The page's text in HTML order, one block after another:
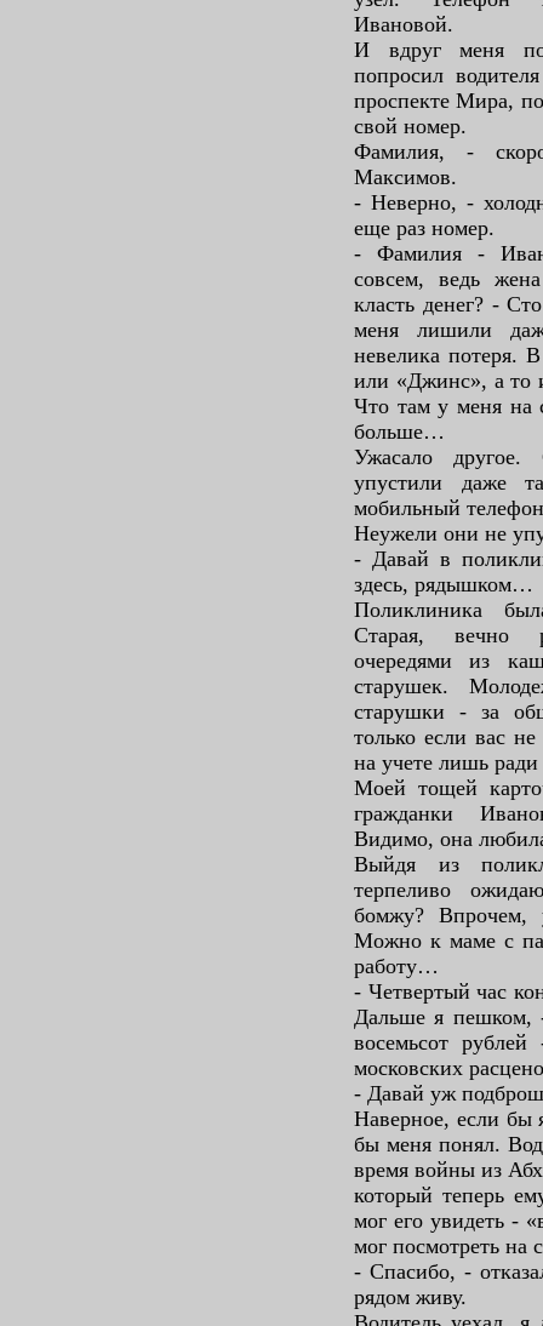
Ивановой.
И вдруг меня
попросил
проспекте Мира,
свой номер.
Фамилия, -
Максимов.
- Неверно, -
еще раз номер.
- Фамилия -
совсем, ведь
класть денег? -
меня лишили
невелика потеря.
или «Джинc», а то
Что там у меня на
больше…
Ужасало
упустили даже
мобильный
Неужели они не
- Давай в
здесь, рядышком…
Поликлиника
Старая, вечно
очередями из
старушек.
старушки - за
только если вас
на учете лишь
Моей тощей
гражданки
Видимо, она
Выйдя из
терпеливо
бомжу?
Можно к маме с
работу…
- Четвертый час
Дальше я пешком,
восемьсот
московских
- Давай уж
Наверное, если бы
бы меня понял.
время войны из
который теперь
мог его увидеть -
мог посмотреть
- Спасибо, -
рядом живу.